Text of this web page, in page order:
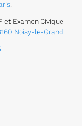
.
et Examen Civique
Noisy-le-Grand.